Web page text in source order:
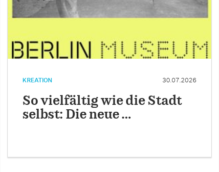
KREATION 30.07.2026
So vielfältig wie die Stadt
selbst: Die neue …